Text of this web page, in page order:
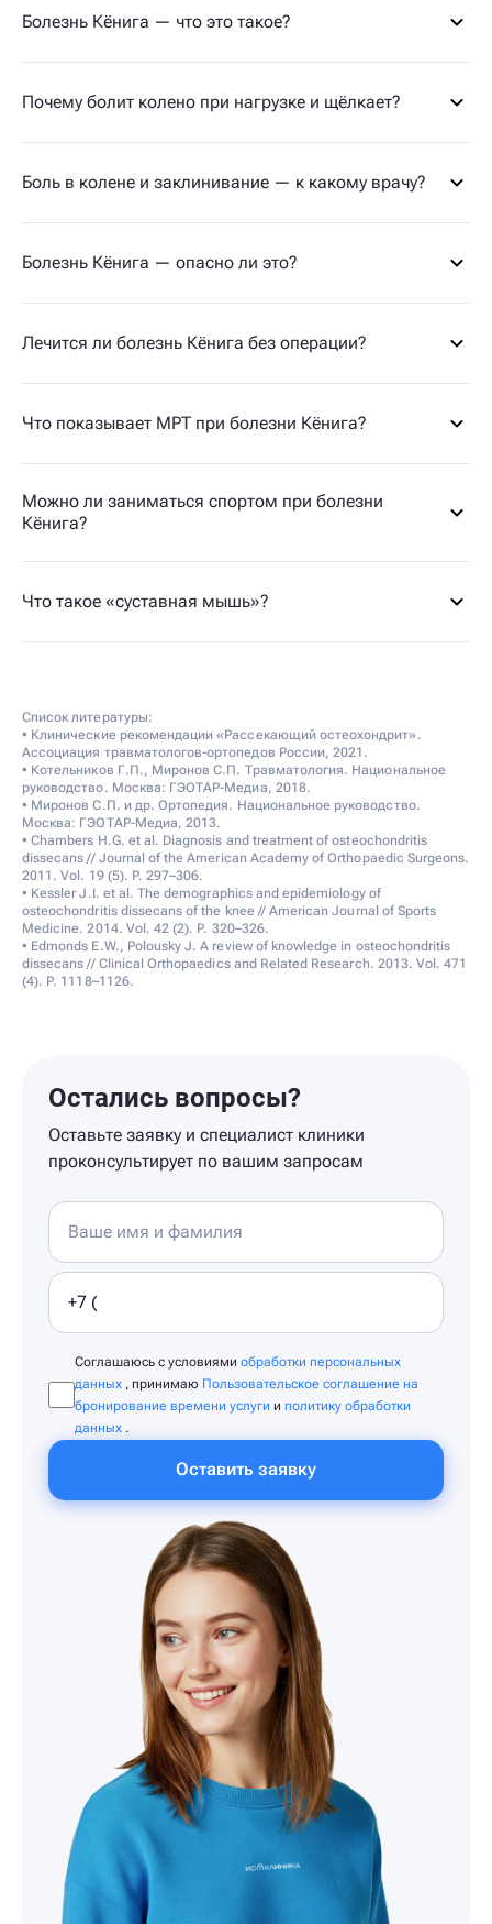
Болезнь Кёнига — что это такое?
Почему болит колено при нагрузке и щёлкает?
Боль в колене и заклинивание — к какому врачу?
Болезнь Кёнига — опасно ли это?
Лечится ли болезнь Кёнига без операции?
Что показывает МРТ при болезни Кёнига?
Можно ли заниматься спортом при болезни
Кёнига?
Что такое «суставная мышь»?
Список литературы:
• Клинические рекомендации «Рассекающий остеохондрит».
Ассоциация травматологов-ортопедов России, 2021.
• Котельников Г.П., Миронов С.П. Травматология. Национальное
руководство. Москва: ГЭОТАР-Медиа, 2018.
• Миронов С.П. и др. Ортопедия. Национальное руководство.
Москва: ГЭОТАР-Медиа, 2013.
• Chambers H.G. et al. Diagnosis and treatment of osteochondritis
dissecans // Journal of the American Academy of Orthopaedic Surgeons.
2011. Vol. 19 (5). P. 297–306.
• Kessler J.I. et al. The demographics and epidemiology of
osteochondritis dissecans of the knee // American Journal of Sports
Medicine. 2014. Vol. 42 (2). P. 320–326.
• Edmonds E.W., Polousky J. A review of knowledge in osteochondritis
dissecans // Clinical Orthopaedics and Related Research. 2013. Vol. 471
(4). P. 1118–1126.
Остались вопросы?
Оставьте заявку и специалист клиники
проконсультирует по вашим запросам
Соглашаюсь с условиями обработки персональных
данных , принимаю Пользовательское соглашение на
бронирование времени услуги и политику обработки
данных .
Оставить заявку